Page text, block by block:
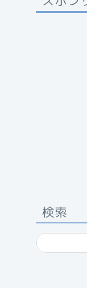
検索